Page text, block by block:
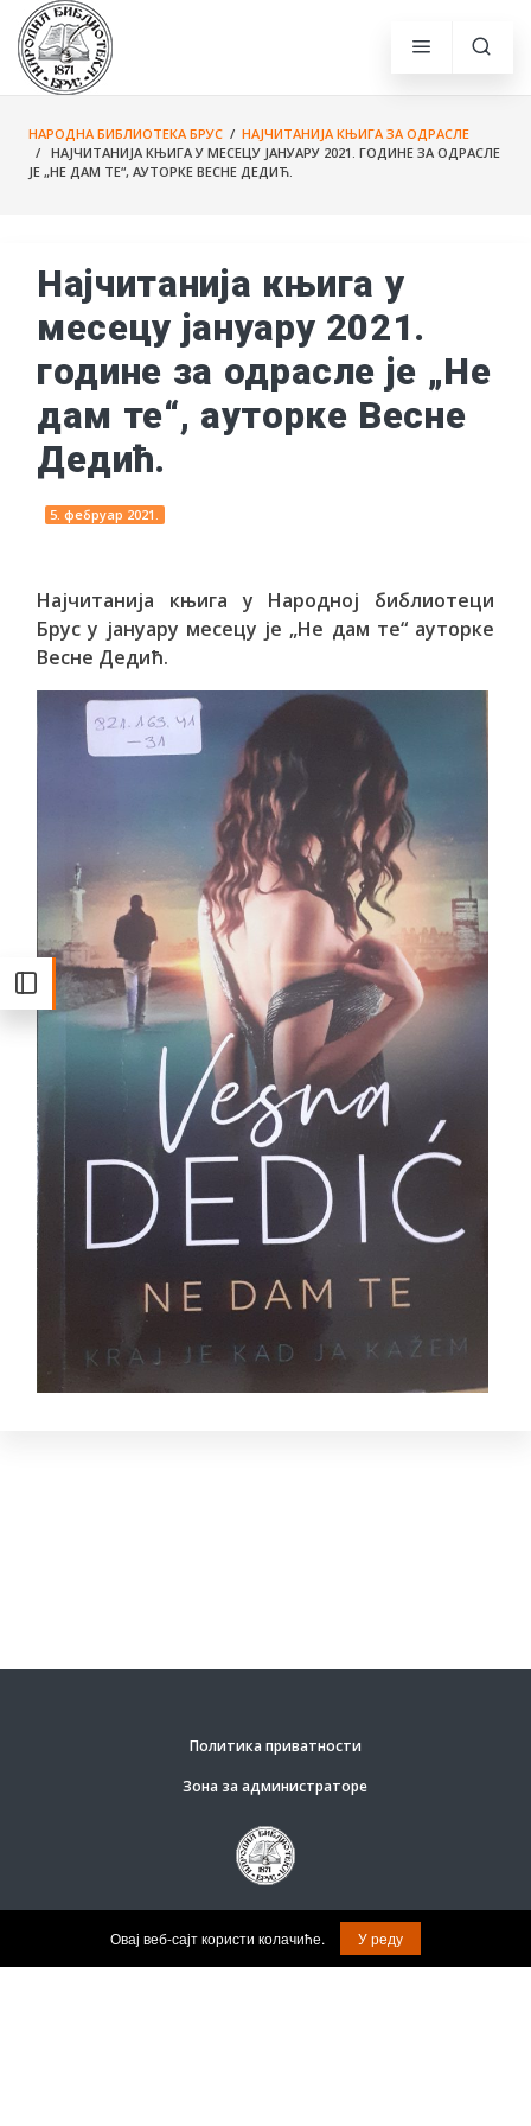
НАРОДНА БИБЛИОТЕКА БРУС / НАЈЧИТАНИЈА КЊИГА ЗА ОДРАСЛЕ
/ НАЈЧИТАНИЈА КЊИГА У МЕСЕЦУ ЈАНУАРУ 2021. ГОДИНЕ ЗА ОДРАСЛЕ
ЈЕ „НЕ ДАМ ТЕ“, АУТОРКЕ ВЕСНЕ ДЕДИЋ.
Најчитанија књига у
месецу јануару 2021.
године за одрасле је „Не
дам те“, ауторке Весне
Дедић.
5. фебруар 2021.
Најчитанија књига у Народној библиотеци
Брус у јануару месецу је „Не дам те“ ауторке
Весне Дедић.
Политика приватности
Зона за администраторе
© Задржана права на садржај.
Овај веб-сајт користи колачиће. У реду